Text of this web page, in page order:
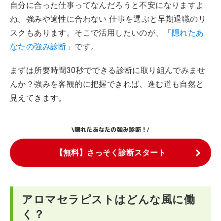
自分に合った仕事ってなんだろうと不安になりますよ
ね。強みや適性に合わない 仕事を選ぶと早期退職のリ
スクもあります。そこで活用したいのが、「隠れたあ
なたの強み診断 」です。
まずは所要時間30秒でできる診断に取り組んでみませ
んか？強みを客観的に把握できれば、進む道も自然と
見えてきます。
\隠れたあなたの強み診断！/
【無料】さっそく診断スタート
アロマセラピストはどんな風に働
く？